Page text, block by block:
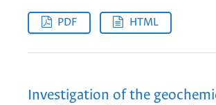
PDF HTML
Investigation of the